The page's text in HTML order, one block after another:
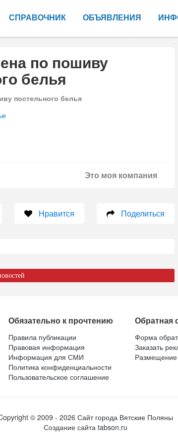
СПРАВОЧНИК ОБЪЯВЛЕНИЯ
по пошиву
белья
постельного белья
Это моя компания
Нравится Поделиться
Обязательно к прочтению
Правила публикации
Правовая информация
Информация для СМИ
Политика конфиденциальности
Пользовательское соглашение
Обратная
Форма
Заказать
Размещение
©2009 - 2026 Сайт города Вятские Поляны
Создание сайта tabson.ru